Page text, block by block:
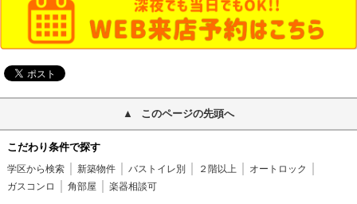
このページの先頭へ
こだわり条件で探す
学区から検索 新築物件 バストイレ別 ２階以上
オートロック
ガスコンロ
角部屋 楽器相談可